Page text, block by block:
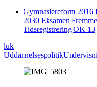
Gymnasiereform 2016
2030 Eksamen
Tidsregistrering OK 13
luk
Uddannelsespolitik